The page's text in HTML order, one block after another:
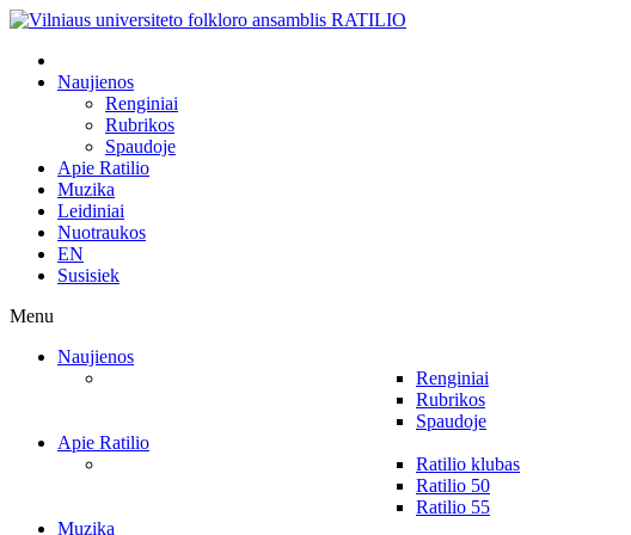
Naujienos
Renginiai
Rubrikos
Spaudoje
Apie Ratilio
Muzika
Leidiniai
Nuotraukos
EN
Susisiek
Menu
Naujienos
Renginiai
Rubrikos
Spaudoje
Apie Ratilio
Ratilio klubas
Ratilio 50
Ratilio 55
Muzika